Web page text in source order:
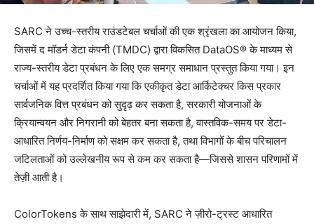
SARC ने उच्च-स्तरीय राउंडटेबल चर्चाओं की एक श्रृंखला का आयोजन किया,
जिसमें द मॉडर्न डेटा कंपनी (TMDC) द्वारा विकसित DataOS® के माध्यम से
राज्य-स्तरीय डेटा प्रबंधन के लिए एक समग्र समाधान प्रस्तुत किया गया। इन
चर्चाओं में यह प्रदर्शित किया गया कि एकीकृत डेटा आर्किटेक्चर किस प्रकार
सार्वजनिक वित्त प्रबंधन को सुदृढ़ कर सकता है, सरकारी योजनाओं के
क्रियान्वयन और निगरानी को बेहतर बना सकता है, वास्तविक-समय पर डेटा-
आधारित निर्णय-निर्माण को सक्षम कर सकता है, तथा विभागों के बीच परिचालन
जटिलताओं को उल्लेखनीय रूप से कम कर सकता है—जिससे शासन परिणामों में
तेज़ी आती है।
ColorTokens के साथ साझेदारी में, SARC ने ज़ीरो-ट्रस्ट आधारित